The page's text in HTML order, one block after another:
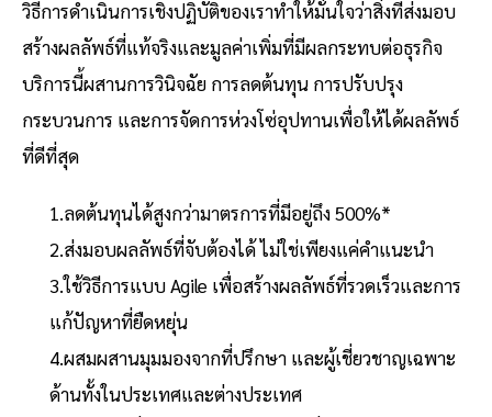
วิธีการดำเนินการเชิงปฏิบัติของเราทำให้มั่นใจว่าสิ่งที่ส่งมอบ
สร้างผลลัพธ์ที่แท้จริงและมูลค่าเพิ่มที่มีผลกระทบต่อธุรกิจ
บริการนี้ผสานการวินิจฉัย การลดต้นทุน การปรับปรุง
กระบวนการ และการจัดการห่วงโซ่อุปทานเพื่อให้ได้ผลลัพธ์
ที่ดีที่สุด
1.ลดต้นทุนได้สูงกว่ามาตรการที่มีอยู่ถึง 500%*
2.ส่งมอบผลลัพธ์ที่จับต้องได้ ไม่ใช่เพียงแค่คำแนะนำ
3.ใช้วิธีการแบบ Agile เพื่อสร้างผลลัพธ์ที่รวดเร็วและการ
แก้ปัญหาที่ยืดหยุ่น
4.ผสมผสานมุมมองจากที่ปรึกษา และผู้เชี่ยวชาญเฉพาะ
ด้านทั้งในประเทศและต่างประเทศ